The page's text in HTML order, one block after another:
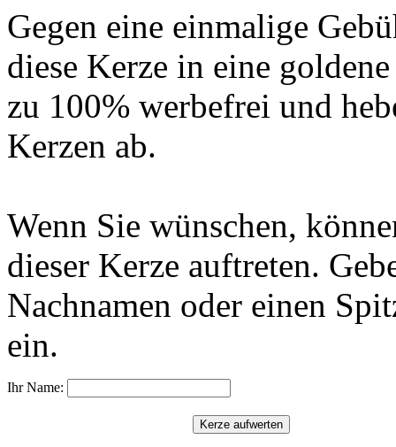
Gegen eine einmalige
diese Kerze in eine
zu 100% werbefrei und
Kerzen ab.
Wenn Sie wünschen,
dieser Kerze auftreten.
Nachnamen oder einen
ein.
Ihr Name: